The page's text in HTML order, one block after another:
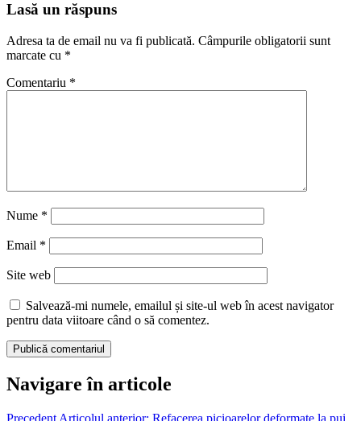
Lasă un răspuns
Adresa ta de email nu va fi publicată. Câmpurile obligatorii sunt
marcate cu *
Comentariu *
Nume *
Email *
Site web
Salvează-mi numele, emailul și site-ul web în acest navigator
pentru data viitoare când o să comentez.
Navigare în articole
Precedent Articolul anterior: Refacerea picioarelor deformate la pui